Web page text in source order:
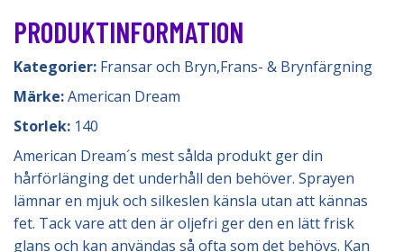
PRODUKTINFORMATION
Kategorier: Fransar och Bryn,Frans- & Brynfärgning
Märke:American Dream
Storlek: 140
American Dream´s mest sålda produkt ger din
hårförlänging det underhåll den behöver. Sprayen
lämnar en mjuk och silkeslen känsla utan att kännas
fet. Tack vare att den är oljefri ger den en lätt frisk
glans och kan användas så ofta som det behövs. Kan